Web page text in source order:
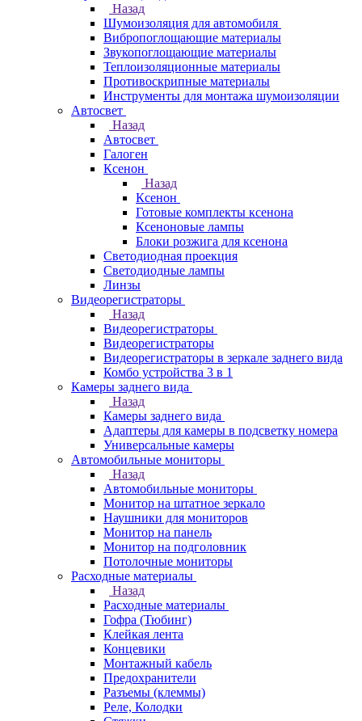
Назад
Шумоизоляция для автомобиля
Вибропоглощающие материалы
Звукопоглощающие материалы
Теплоизоляционные материалы
Противоскрипные материалы
Инструменты для монтажа шумоизоляции
Автосвет
Назад
Автосвет
Галоген
Ксенон
Назад
Ксенон
Готовые комплекты ксенона
Ксеноновые лампы
Блоки розжига для ксенона
Светодиодная проекция
Светодиодные лампы
Линзы
Видеорегистраторы
Назад
Видеорегистраторы
Видеорегистраторы
Видеорегистраторы в зеркале заднего вида
Комбо устройства 3 в 1
Камеры заднего вида
Назад
Камеры заднего вида
Адаптеры для камеры в подсветку номера
Универсальные камеры
Автомобильные мониторы
Назад
Автомобильные мониторы
Монитор на штатное зеркало
Наушники для мониторов
Монитор на панель
Монитор на подголовник
Потолочные мониторы
Расходные материалы
Назад
Расходные материалы
Гофра (Тюбинг)
Клейкая лента
Концевики
Монтажный кабель
Предохранители
Разъемы (клеммы)
Реле, Колодки